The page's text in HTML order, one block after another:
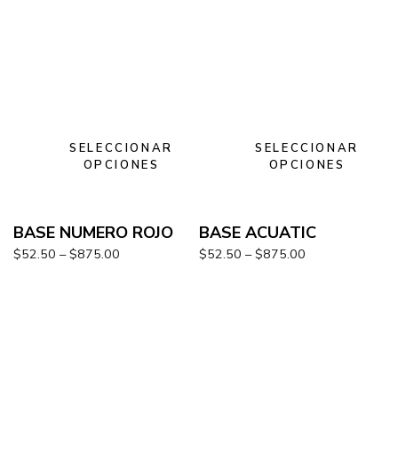
SELECCIONAR
OPCIONES
BASE NUMERO ROJO
$52.50 – $875.00
SELECCIONAR
OPCIONES
BASE ACUATIC
$52.50 – $875.00